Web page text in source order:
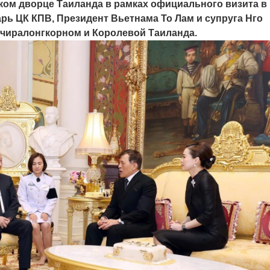
дворце Таиланда в рамках официального визита в
ЦК КПВ, Президент Вьетнама То Лам и супруга Нго
и Королевой Таиланда.